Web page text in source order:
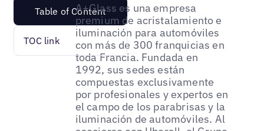
Table of Content
TOC link
A+Glass es una empresa
premium de acristalamiento e
iluminación para automóviles
con más de 300 franquicias en
toda Francia. Fundada en
1992, sus sedes están
compuestas exclusivamente
por profesionales y expertos en
el campo de los parabrisas y la
iluminación de automóviles. Al